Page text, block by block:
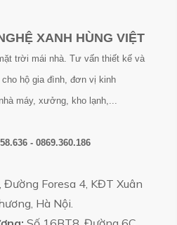
XANH HÙNG VIỆT
trời mái nhà. Tư vấn thiết kế và
hộ gia đình, đơn vị kinh
máy, xưởng, kho lạnh,...
- 0869.360.186
Đường Foresa 4, KĐT Xuân
Hà Nội.